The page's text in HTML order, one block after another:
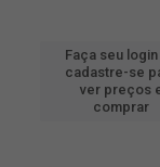
Faça seu
cadastre-se
ver preços
comprar